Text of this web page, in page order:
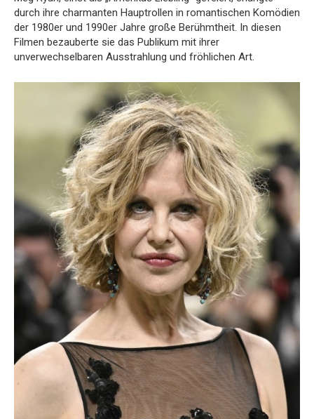
durch ihre charmanten Hauptrollen in romantischen Komödien
der 1980er und 1990er Jahre große Berühmtheit. In diesen
Filmen bezauberte sie das Publikum mit ihrer
unverwechselbaren Ausstrahlung und fröhlichen Art.